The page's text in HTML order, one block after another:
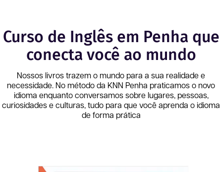
Curso de Inglês em Penha que
conecta você ao mundo
Nossos livros trazem o mundo para a sua realidade e
necessidade. No método da KNN Penha praticamos o novo
idioma enquanto conversamos sobre lugares, pessoas,
curiosidades e culturas, tudo para que você aprenda o idioma
de forma prática